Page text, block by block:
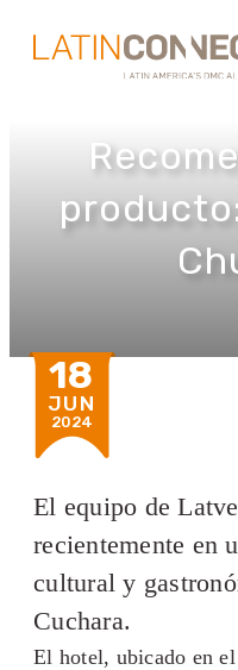
18
JUN
2024
El equipo de
recientemente en
cultural y
Cuchara.
El hotel, ubicado en